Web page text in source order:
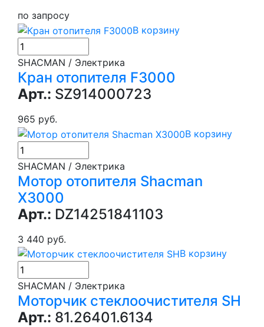
по запросу
В корзину
SHACMAN / Электрика
Кран отопителя F3000
Арт.: SZ914000723
965 руб.
В корзину
SHACMAN / Электрика
Мотор отопителя Shacman
X3000
Арт.: DZ14251841103
3 440 руб.
В корзину
SHACMAN / Электрика
Моторчик стеклоочистителя SH
Арт.: 81.26401.6134